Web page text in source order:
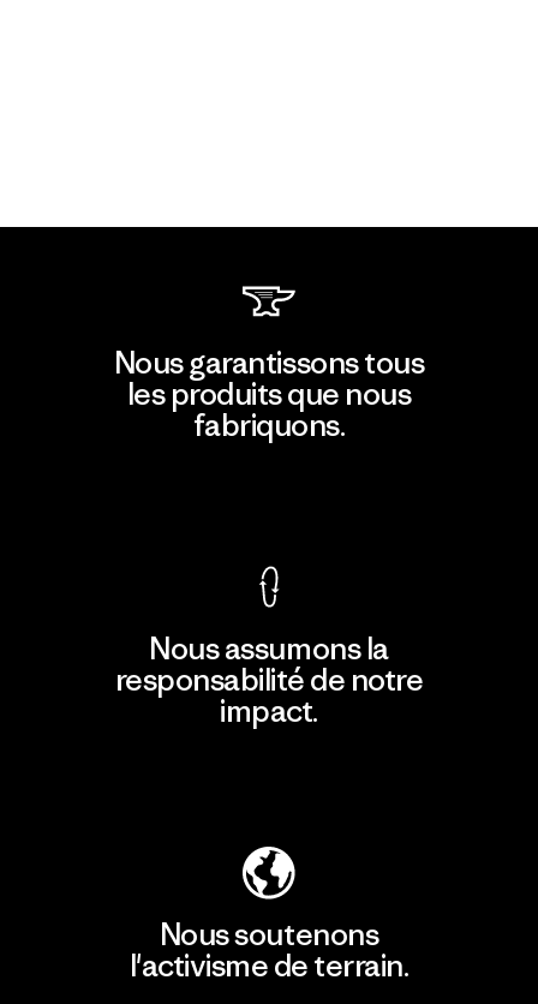
Nous garantissons tous
les produits que nous
fabriquons.
Nous assumons la
responsabilité de notre
impact.
Nous soutenons
l'activisme de terrain.